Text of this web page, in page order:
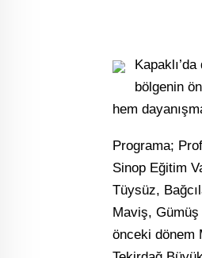
bölgenin
hem
Programa;
Sinop Eğitim
Tüysüz,
Maviş, Gümüş
önceki dönem